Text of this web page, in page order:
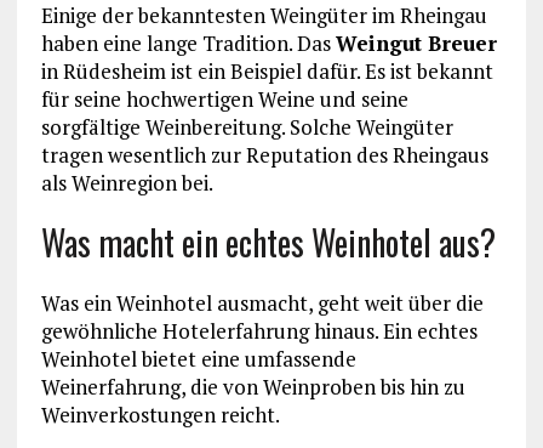
Einige der bekanntesten Weingüter im Rheingau
haben eine lange Tradition. DasWeingut Breuer
in Rüdesheim ist ein Beispiel dafür. Es ist bekannt
für seine hochwertigen Weine und seine
sorgfältige Weinbereitung. Solche Weingüter
tragen wesentlich zur Reputation des Rheingaus
als Weinregion bei.
Was macht ein echtes Weinhotel aus?
Was ein Weinhotel ausmacht, geht weit über die
gewöhnliche Hotelerfahrung hinaus. Ein echtes
Weinhotel bietet eine umfassende
Weinerfahrung, die von Weinproben bis hin zu
Weinverkostungen reicht.